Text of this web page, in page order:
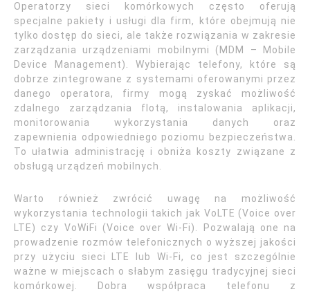
Operatorzy sieci komórkowych często oferują
specjalne pakiety i usługi dla firm, które obejmują nie
tylko dostęp do sieci, ale także rozwiązania w zakresie
zarządzania urządzeniami mobilnymi (MDM – Mobile
Device Management). Wybierając telefony, które są
dobrze zintegrowane z systemami oferowanymi przez
danego operatora, firmy mogą zyskać możliwość
zdalnego zarządzania flotą, instalowania aplikacji,
monitorowania wykorzystania danych oraz
zapewnienia odpowiedniego poziomu bezpieczeństwa.
To ułatwia administrację i obniża koszty związane z
obsługą urządzeń mobilnych.
Warto również zwrócić uwagę na możliwość
wykorzystania technologii takich jak VoLTE (Voice over
LTE) czy VoWiFi (Voice over Wi-Fi). Pozwalają one na
prowadzenie rozmów telefonicznych o wyższej jakości
przy użyciu sieci LTE lub Wi-Fi, co jest szczególnie
ważne w miejscach o słabym zasięgu tradycyjnej sieci
komórkowej. Dobra współpraca telefonu z